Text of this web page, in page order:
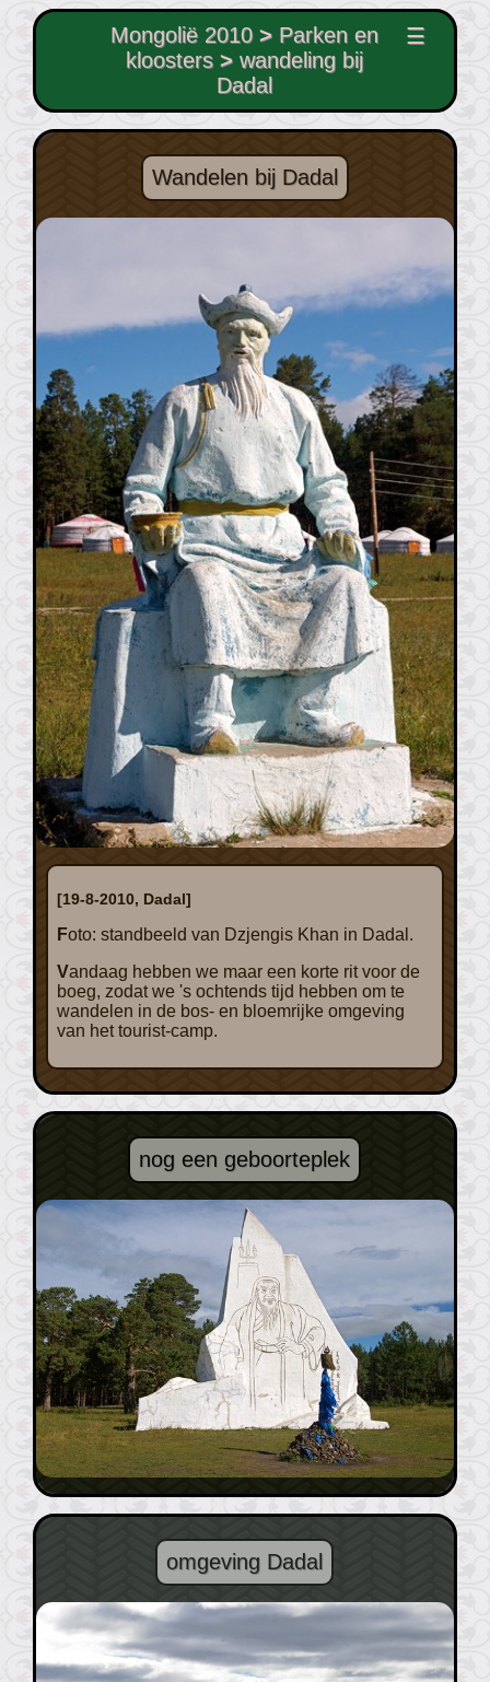
Mongolië 2010> Parken en
kloosters >wandeling bij
Dadal
☰
Wandelen bij Dadal
[19-8-2010, Dadal]
Foto: standbeeld van Dzjengis Khan in Dadal.
Vandaag hebben we maar een korte rit voor de
boeg, zodat we 's ochtends tijd hebben om te
wandelen in de bos- en bloemrijke omgeving
van het tourist-camp.
nog een geboorteplek
omgeving Dadal